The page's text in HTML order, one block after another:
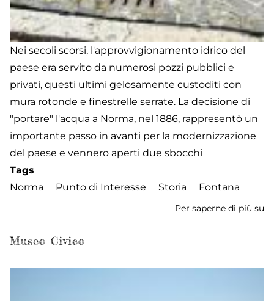
Nei secoli scorsi, l'approvvigionamento idrico del
paese era servito da numerosi pozzi pubblici e
privati, questi ultimi gelosamente custoditi con
mura rotonde e finestrelle serrate. La decisione di
"portare" l'acqua a Norma, nel 1886, rappresentò un
importante passo in avanti per la modernizzazione
del paese e vennero aperti due sbocchi
Tags
Norma
Punto di Interesse Storia Fontana
Per saperne di più su
Museo Civico